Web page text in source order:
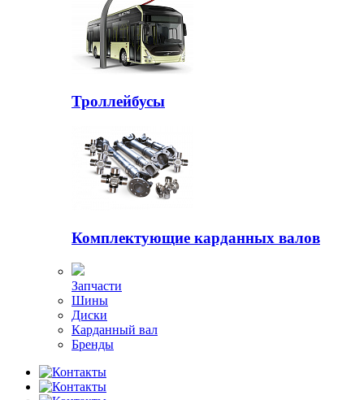
Троллейбусы
Комплектующие карданных валов
Запчасти
Шины
Диски
Карданный вал
Бренды